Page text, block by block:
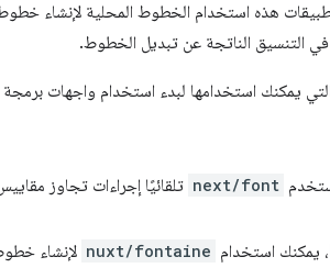
هذه استخدام الخطوط المحلية لإنشاء خطوط
التنسيق الناتجة عن تبديل الخطوط.
يمكنك استخدامها لبدء استخدام واجهات
next/font تلقائيًا إجراءات تجاوز
nuxt/fontaine لإنشاء